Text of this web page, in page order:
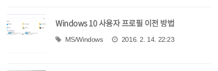
Windows 10 사용자 프로필 이전 방법
MS/Windows 2016. 2. 14. 22:23